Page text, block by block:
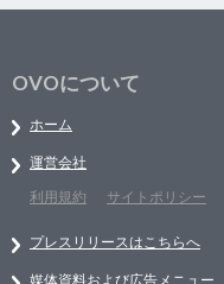
OVOについて
ホーム
運営会社
利用規約
サイトポリシー
プレスリリースはこちらへ
媒体資料および広告メニュー